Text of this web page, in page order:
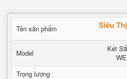
Tên sản phẩm Siêu
Model
Két
Trọng lượng